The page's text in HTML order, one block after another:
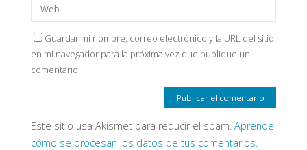
Guardar mi nombre, correo electrónico y la URL del sitio
en mi navegador para la próxima vez que publique un
comentario.
Este sitio usa Akismet para reducir el spam. Aprende
cómo se procesan los datos de tus comentarios.